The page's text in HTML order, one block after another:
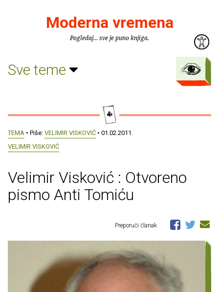
Moderna vremena
Pogledaj... sve je puno knjiga.
Sve teme
TEMA • Piše: VELIMIR VISKOVIĆ • 01.02.2011.
VELIMIR VISKOVIĆ
Velimir Visković : Otvoreno
pismo Anti Tomiću
Preporuči članak